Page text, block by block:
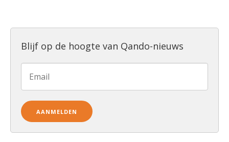
Blijf op de hoogte van Qando-nieuws